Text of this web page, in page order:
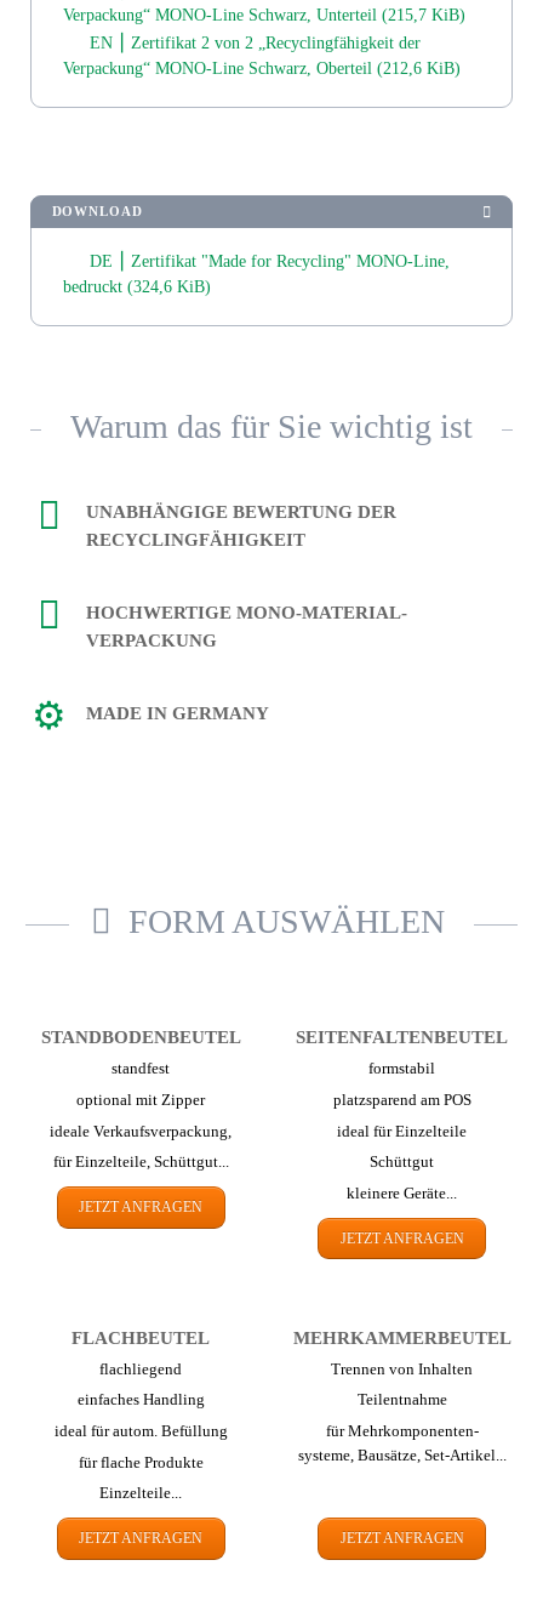
Verpackung“ MONO-Line Schwarz, Unterteil(215,7 KiB)
EN ⎮ Zertifikat 2 von 2 „Recyclingfähigkeit der
Verpackung“ MONO-Line Schwarz, Oberteil(212,6 KiB)
DOWNLOAD
DE ⎮ Zertifikat "Made for Recycling" MONO-Line,
bedruckt(324,6 KiB)
Warum das für Sie wichtig ist
UNABHÄNGIGE BEWERTUNG DER
RECYCLINGFÄHIGKEIT
HOCHWERTIGE MONO-MATERIAL-
VERPACKUNG
MADE IN GERMANY
FORM AUSWÄHLEN
STAND­BODEN­BEUTEL
standfest
optional mit Zipper
ideale Verkaufsverpackung,
für Einzelteile, Schüttgut...
JETZT ANFRAGEN
SEITEN­FALTEN­BEUTEL
formstabil
platzsparend am POS
ideal für Einzelteile
Schüttgut
kleinere Geräte...
JETZT ANFRAGEN
FLACH­BEUTEL
flachliegend
einfaches Handling
ideal für autom. Befüllung
für flache Produkte
Einzelteile...
JETZT ANFRAGEN
MEHR­KAMMER­BEUTEL
Trennen von Inhalten
Teilentnahme
für Mehr­komponenten-
systeme, Bausätze, Set-Artikel...
JETZT ANFRAGEN